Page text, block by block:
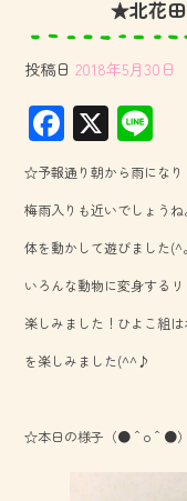
★北花
投稿日 2018年5月30日
F
ac
e
b
o
ok
X
☆予報通り朝から雨にな
梅雨入りも近いでしょう
体を動かして遊びました
いろんな動物に変身する
楽しみました！ひよこ組
を楽しみました(^^♪
☆本日の様子（●＾o＾●）